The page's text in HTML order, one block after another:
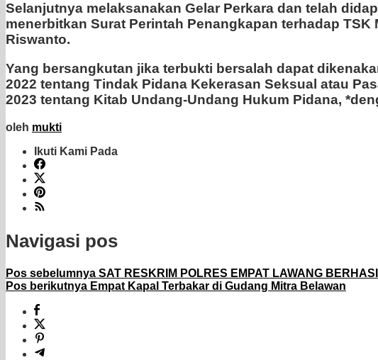
Selanjutnya melaksanakan Gelar Perkara dan telah
menerbitkan Surat Perintah Penangkapan terhadap
Riswanto.
Yang bersangkutan jika terbukti bersalah dapat
2022 tentang Tindak Pidana Kekerasan Seksual atau
2023 tentang Kitab Undang-Undang Hukum Pidana,
oleh mukti
Ikuti Kami Pada
Navigasi pos
Pos sebelumnya SAT RESKRIM POLRES EMPAT LAWANG
Pos berikutnya Empat Kapal Terbakar di Gudang Mitra Belawan